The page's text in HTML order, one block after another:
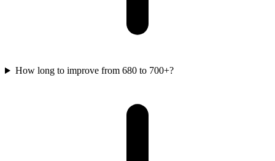
How long to improve from 680 to 700+?